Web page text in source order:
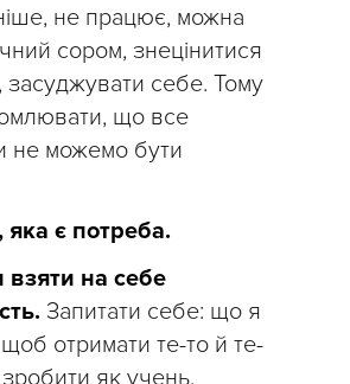
не працює, можна
сором, знецінитися
засуджувати себе. Тому
що все
не можемо бути
яка є потреба.
на себе
Запитати себе: що я
отримати те-то й те-
як учень,